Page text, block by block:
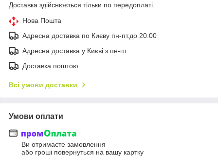
Доставка здійснюється тільки по передоплаті.
Нова Пошта
Адресна доставка по Києву пн-пт.до 20.00
Адресна доставка у Києві з пн-пт
Доставка поштою
Всі умови доставки
Умови оплати
Ви отримаєте замовлення
або гроші повернуться на вашу картку